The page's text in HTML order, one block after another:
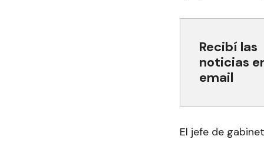
Recibí las
noticias
email
El jefe de